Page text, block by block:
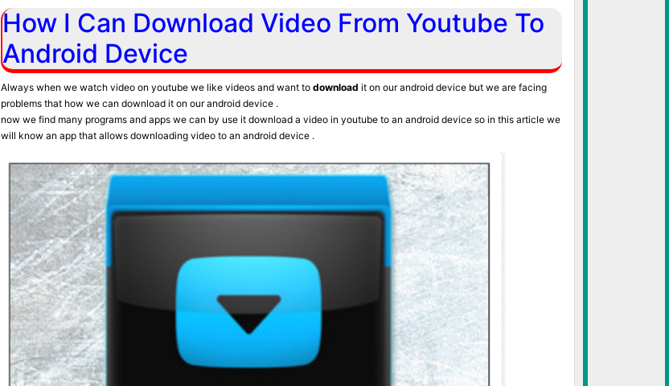
How I Can Download Video From Youtube To
Android Device
Always when we watch video on youtube we like videos and want to download it on our android device but we are facing
problems that how we can download it on our android device .
now we find many programs and apps we can by use it download a video in youtube to an android device so in this article we
will know an app that allows downloading video to an android device .